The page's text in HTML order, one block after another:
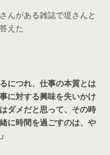
んがある雑誌で堤さんと
えた
につれ、仕事の本質とは
に対する興味を失いかけ
ダメだと思って、その時
に時間を過ごすのは、や